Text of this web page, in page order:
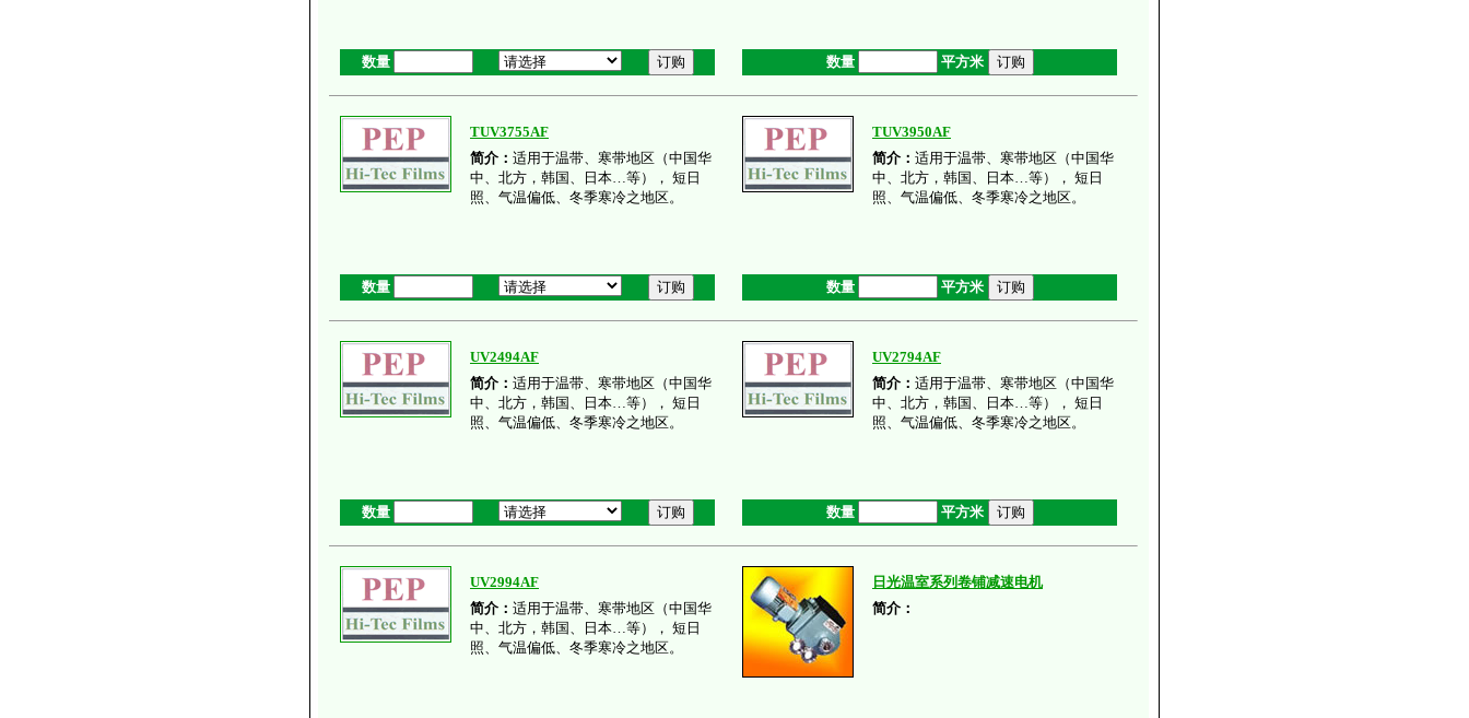
数量 数量 平方米
TUV3755AF
简介： 适用于温带、寒带地区（中国华
中、北方，韩国、日本…等）， 短日
照、气温偏低、冬季寒冷之地区。
数量
TUV3950AF
简介： 适用于温带、寒带地区（中国华
中、北方，韩国、日本…等）， 短日
照、气温偏低、冬季寒冷之地区。
数量 平方米
UV2494AF
简介： 适用于温带、寒带地区（中国华
中、北方，韩国、日本…等）， 短日
照、气温偏低、冬季寒冷之地区。
数量
UV2794AF
简介： 适用于温带、寒带地区（中国华
中、北方，韩国、日本…等）， 短日
照、气温偏低、冬季寒冷之地区。
数量 平方米
UV2994AF
简介： 适用于温带、寒带地区（中国华
中、北方，韩国、日本…等）， 短日
照、气温偏低、冬季寒冷之地区。
日光温室系列卷铺减速电机
简介：